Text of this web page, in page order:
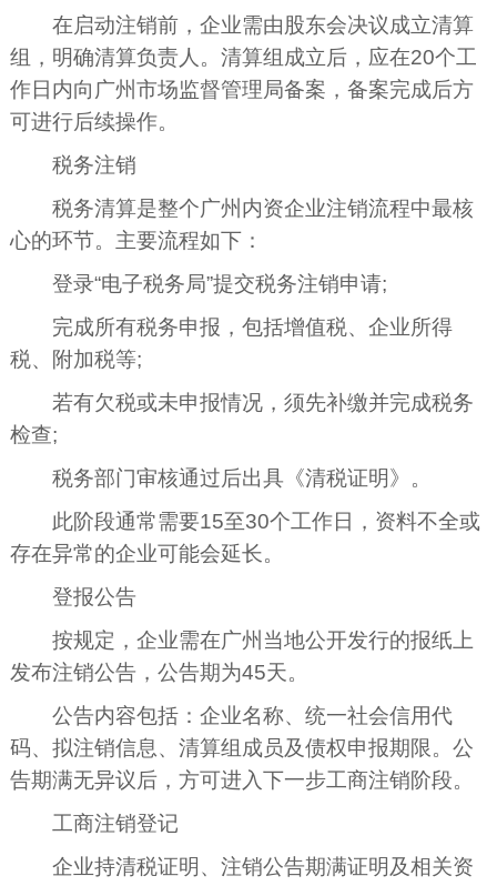
在启动注销前，企业需由股东会决议成立清算
组，明确清算负责人。清算组成立后，应在20个工
作日内向广州市场监督管理局备案，备案完成后方
可进行后续操作。
税务注销
税务清算是整个广州内资企业注销流程中最核
心的环节。主要流程如下：
登录“电子税务局”提交税务注销申请;
完成所有税务申报，包括增值税、企业所得
税、附加税等;
若有欠税或未申报情况，须先补缴并完成税务
检查;
税务部门审核通过后出具《清税证明》。
此阶段通常需要15至30个工作日，资料不全或
存在异常的企业可能会延长。
登报公告
按规定，企业需在广州当地公开发行的报纸上
发布注销公告，公告期为45天。
公告内容包括：企业名称、统一社会信用代
码、拟注销信息、清算组成员及债权申报期限。公
告期满无异议后，方可进入下一步工商注销阶段。
工商注销登记
企业持清税证明、注销公告期满证明及相关资